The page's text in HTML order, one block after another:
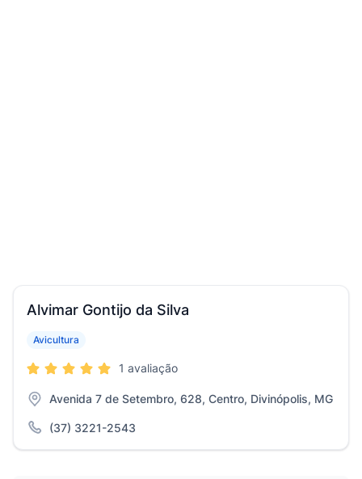
Alvimar Gontijo da Silva
Avicultura
1 avaliação
Avenida 7 de Setembro, 628, Centro, Divinópolis, MG
(37) 3221-2543